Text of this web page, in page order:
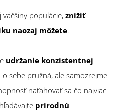
populácie, znížiť
naozaj môžete.
udržanie konzistentnej
o sebe pružná, ale samozrejme
naťahovať sa čo najviac
prírodnú